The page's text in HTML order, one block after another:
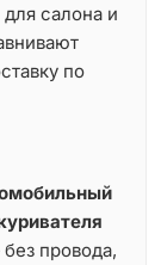
салона и
по
провода,